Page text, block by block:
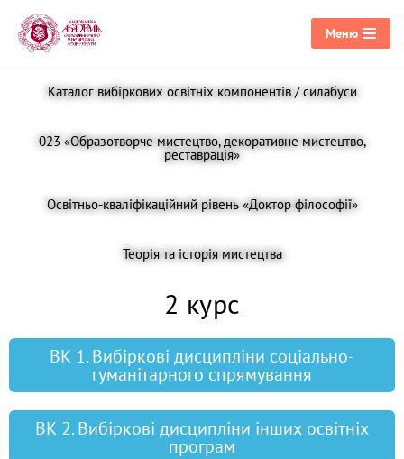
Перейти
вмісту
Меню
Каталог вибіркових освітніх компонентів / силабуси
023 «Образотворче мистецтво, декоративне мистецтво,
реставрація»
Освітньо-кваліфікаційний рівень «Доктор філософії»
Теорія та історія мистецтва
2 курс
ВК 1. Вибіркові дисципліни соціально-
гуманітарного спрямування
ВК 2. Вибіркові дисципліни інших освітніх
програм